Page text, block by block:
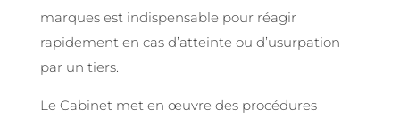
marques est indispensable pour réagir
rapidement en cas d’atteinte ou d’usurpation
par un tiers.
Le Cabinet met en œuvre des procédures